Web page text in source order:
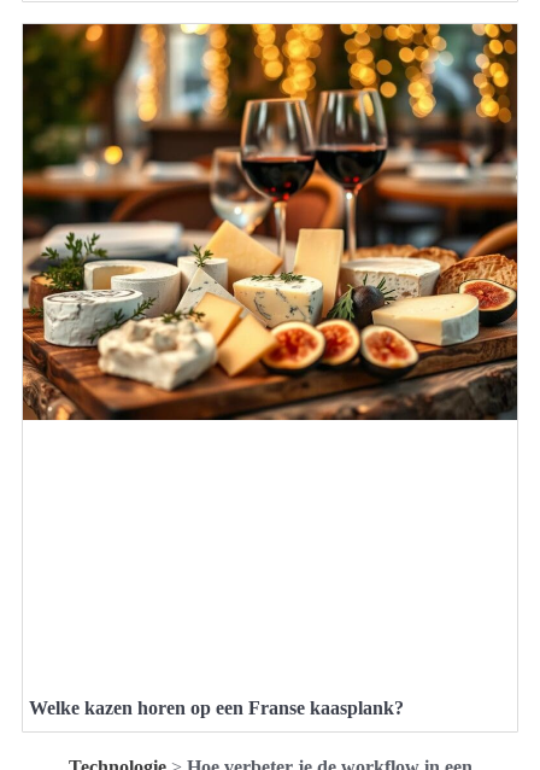
Welke kazen horen op een Franse kaasplank?